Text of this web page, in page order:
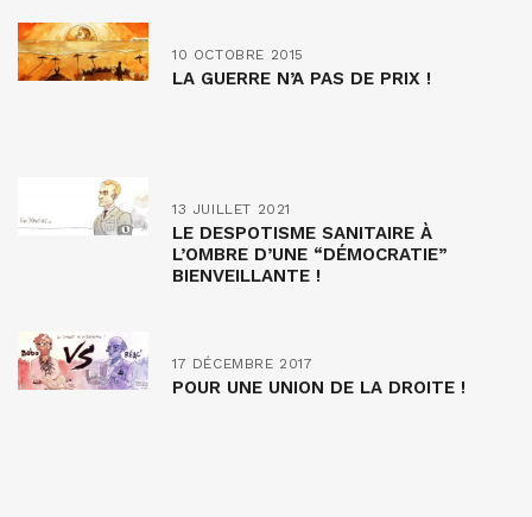
10 OCTOBRE 2015
LA GUERRE N’A PAS DE PRIX !
13 JUILLET 2021
LE DESPOTISME SANITAIRE À
L’OMBRE D’UNE “DÉMOCRATIE”
BIENVEILLANTE !
17 DÉCEMBRE 2017
POUR UNE UNION DE LA DROITE !